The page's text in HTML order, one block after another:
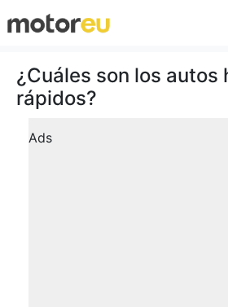
¿Cuáles son los autos
rápidos?
Ads